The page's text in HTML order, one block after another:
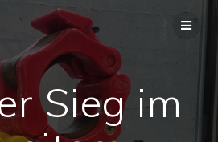
Zum
Inhalt
springen
Sieg im